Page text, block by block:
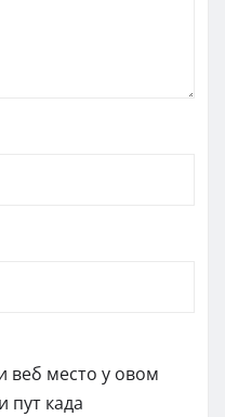
веб место у овом
пут када